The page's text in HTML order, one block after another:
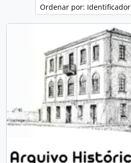
Ordenar por: Identificador